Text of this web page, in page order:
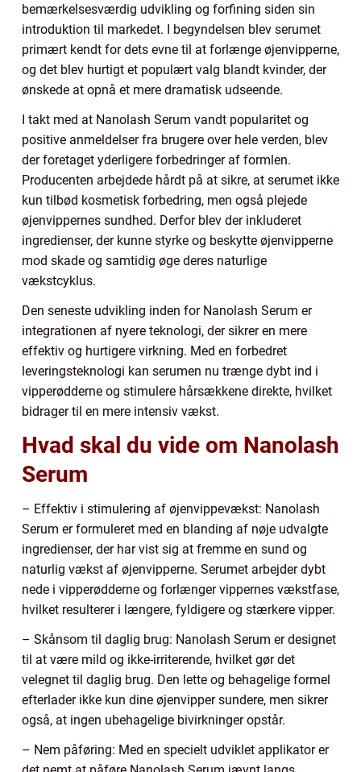
bemærkelsesværdig udvikling og forfining siden sin
introduktion til markedet. I begyndelsen blev serumet
primært kendt for dets evne til at forlænge øjenvipperne,
og det blev hurtigt et populært valg blandt kvinder, der
ønskede at opnå et mere dramatisk udseende.
I takt med at Nanolash Serum vandt popularitet og
positive anmeldelser fra brugere over hele verden, blev
der foretaget yderligere forbedringer af formlen.
Producenten arbejdede hårdt på at sikre, at serumet ikke
kun tilbød kosmetisk forbedring, men også plejede
øjenvippernes sundhed. Derfor blev der inkluderet
ingredienser, der kunne styrke og beskytte øjenvipperne
mod skade og samtidig øge deres naturlige
vækstcyklus.
Den seneste udvikling inden for Nanolash Serum er
integrationen af nyere teknologi, der sikrer en mere
effektiv og hurtigere virkning. Med en forbedret
leveringsteknologi kan serumen nu trænge dybt ind i
vipperødderne og stimulere hårsækkene direkte, hvilket
bidrager til en mere intensiv vækst.
Hvad skal du vide om Nanolash
Serum
– Effektiv i stimulering af øjenvippevækst: Nanolash
Serum er formuleret med en blanding af nøje udvalgte
ingredienser, der har vist sig at fremme en sund og
naturlig vækst af øjenvipperne. Serumet arbejder dybt
nede i vipperødderne og forlænger vippernes vækstfase,
hvilket resulterer i længere, fyldigere og stærkere vipper.
– Skånsom til daglig brug: Nanolash Serum er designet
til at være mild og ikke-irriterende, hvilket gør det
velegnet til daglig brug. Den lette og behagelige formel
efterlader ikke kun dine øjenvipper sundere, men sikrer
også, at ingen ubehagelige bivirkninger opstår.
– Nem påføring: Med en specielt udviklet applikator er